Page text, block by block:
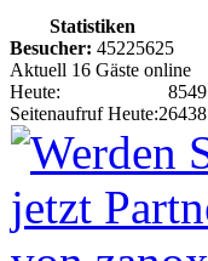
Statistiken
Besucher: 45225625
Aktuell 16 Gäste online
Heute:
8549
Seitenaufruf Heute:26438